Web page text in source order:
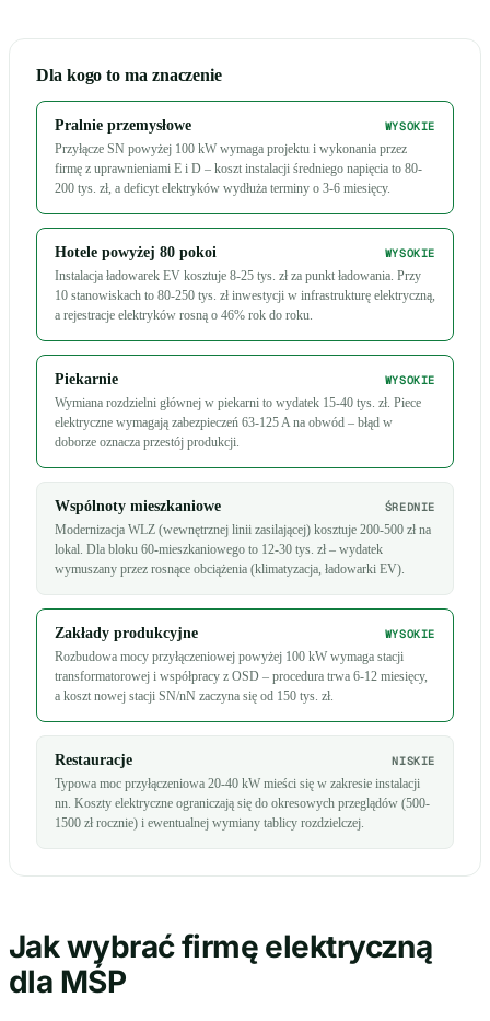
Dla kogo to ma znaczenie
Pralnie przemysłowe WYSOKIE
Przyłącze SN powyżej 100 kW wymaga projektu i wykonania przez
firmę z uprawnieniami E i D – koszt instalacji średniego napięcia to 80-
200 tys. zł, a deficyt elektryków wydłuża terminy o 3-6 miesięcy.
Hotele powyżej 80 pokoi WYSOKIE
Instalacja ładowarek EV kosztuje 8-25 tys. zł za punkt ładowania. Przy
10 stanowiskach to 80-250 tys. zł inwestycji w infrastrukturę elektryczną,
a rejestracje elektryków rosną o 46% rok do roku.
Piekarnie WYSOKIE
Wymiana rozdzielni głównej w piekarni to wydatek 15-40 tys. zł. Piece
elektryczne wymagają zabezpieczeń 63-125 A na obwód – błąd w
doborze oznacza przestój produkcji.
Wspólnoty mieszkaniowe ŚREDNIE
Modernizacja WLZ (wewnętrznej linii zasilającej) kosztuje 200-500 zł na
lokal. Dla bloku 60-mieszkaniowego to 12-30 tys. zł – wydatek
wymuszany przez rosnące obciążenia (klimatyzacja, ładowarki EV).
Zakłady produkcyjne WYSOKIE
Rozbudowa mocy przyłączeniowej powyżej 100 kW wymaga stacji
transformatorowej i współpracy z OSD – procedura trwa 6-12 miesięcy,
a koszt nowej stacji SN/nN zaczyna się od 150 tys. zł.
Restauracje NISKIE
Typowa moc przyłączeniowa 20-40 kW mieści się w zakresie instalacji
nn. Koszty elektryczne ograniczają się do okresowych przeglądów (500-
1500 zł rocznie) i ewentualnej wymiany tablicy rozdzielczej.
Jak wybrać firmę elektryczną
dla MŚP